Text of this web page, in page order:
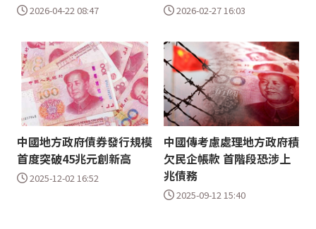
2026-04-22 08:47 2026-02-27 16:03
中國地方政府債券發行規模
首度突破45兆元創新高
2025-12-02 16:52
中國傳考慮處理地方政府積
欠民企帳款 首階段恐涉上
兆債務
2025-09-12 15:40